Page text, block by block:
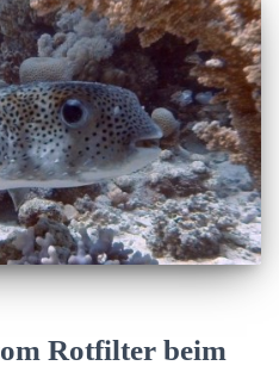
Rotfilter beim